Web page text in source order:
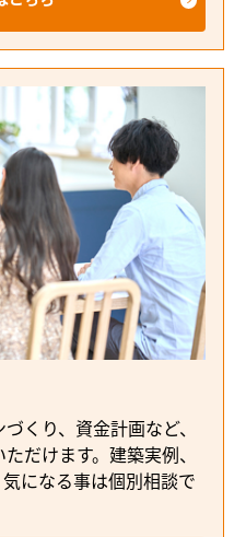
くり、資金計画など、
だけます。建築実例、
になる事は個別相談で